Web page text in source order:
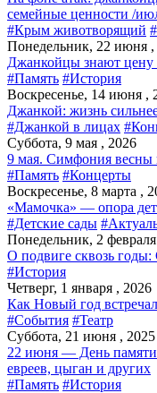
семейные ценности /
#Крым животворящий
Понедельник, 22 июня ,
Джанкойцы знают цену
#Память #История
Воскресенье, 14 июня ,
Джанкой: жизнь
#Джанкой в лицах
Суббота, 9 мая , 2026
9 мая. Симфония весны
#Память #Концерты
Воскресенье, 8 марта ,
«Мамочка» — опора
#Детские сады
Понедельник, 2
О подвиге сквозь
#История
Четверг, 1 января , 2026
Как Новый год
#События #Театр
Суббота, 21 июня , 2025
22 июня — День памяти
евреев, цыган и других
#Память #История